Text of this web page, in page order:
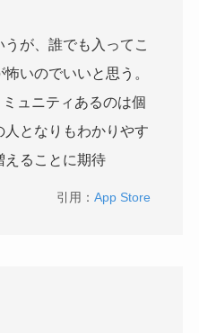
が、誰でも入ってこ
いのでいいと思う。
ュニティあるのは個
人となりもわかりやす
えることに期待
引用：App Store